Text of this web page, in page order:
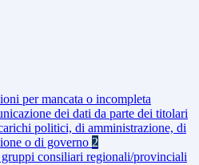
per mancata o incompleta
dei dati da parte dei titolari
politici, di amministrazione, di
o di governo 2
consiliari regionali/provinciali